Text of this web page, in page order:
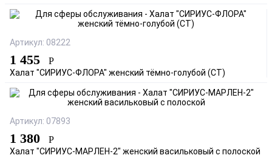
Артикул: 08222
1 455 Р
Халат "СИРИУС-ФЛОРА" женский тёмно-голубой (СТ)
Артикул: 07893
1 380 Р
Халат "СИРИУС-МАРЛЕН-2" женский васильковый с полоской